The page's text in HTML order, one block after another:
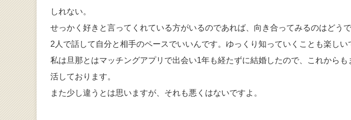
しれない。
せっかく好きと言ってくれている方がいるのであれば、向き合ってみるのはどうで
2人で話して自分と相手のペースでいいんです。ゆっくり知っていくことも楽しい
私は旦那とはマッチングアプリで出会い1年も経たずに結婚したので、これから
活しております。
また少し違うとは思いますが、それも悪くはないですよ。